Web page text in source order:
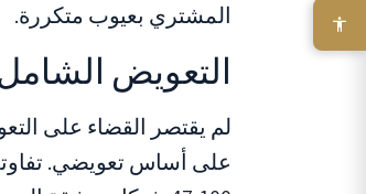
المشتري بعيوب متكررة.
التعويض
لم يقتصر القضاء على
على أساس تعويضي.